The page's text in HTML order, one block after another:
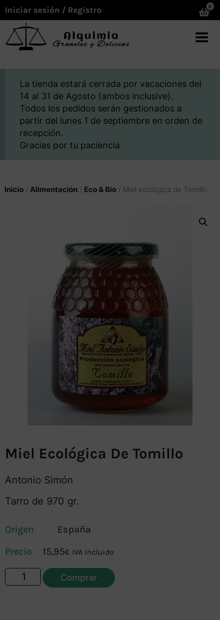
Iniciar sesión / Registro 0
La tienda estará cerrada por vacaciones del
14 al 31 de Agosto (ambos inclusive).
Todos los pedidos serán gestionados a
partir del lunes 1 de septiembre en orden de
recepción.
Gracias por tu paciencia
Inicio/ Alimentación/ Eco & Bio/ Miel ecológica de Tomillo
Miel Ecológica De Tomillo
Antonio Simón
Tarro de 970 gr.
Origen
España
15,95€ IVA incluido
Comprar